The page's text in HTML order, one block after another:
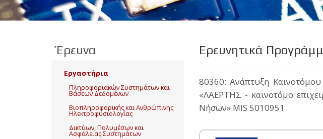
Ερευνητικά
80360: Aνάπτυξη
«ΛΑΕΡΤΗΣ - καινοτόμο
Νήσων» MIS 5010951
Έρευνα
Εργαστήρια
Πληροφοριακών Συστημάτων και
Βάσεων Δεδομένων
Βιοπληροφορικής και Ανθρώπινης
Ηλεκτροφυσιολογίας
Δικτύων, Πολυμέσων και
Ασφάλειας Συστημάτων